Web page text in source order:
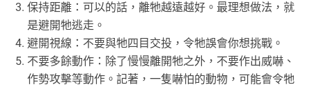
保持距離：可以的話，離牠越遠越好。最理想做法，就
是避開牠逃走。
避開視線：不要與牠四目交投，令牠誤會你想挑戰。
不要多餘動作：除了慢慢離開牠之外，不要作出威嚇、
作勢攻擊等動作。記著，一隻嚇怕的動物，可能會令牠